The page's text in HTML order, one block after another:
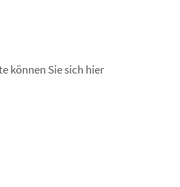
können Sie sich hier